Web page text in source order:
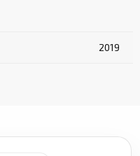
2019